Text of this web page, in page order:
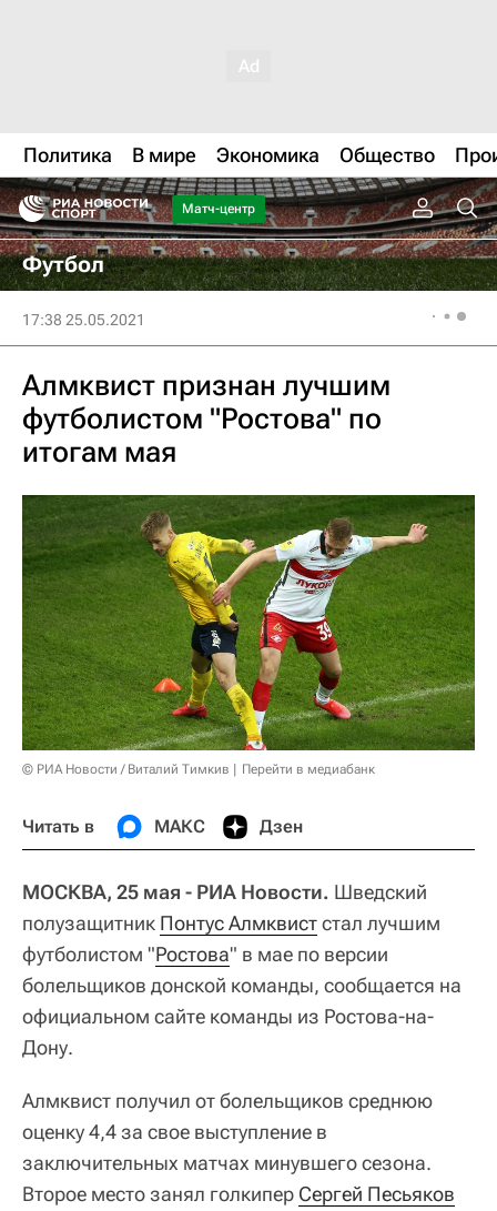
Политика В мире Экономика Общество
Матч-центр
Футбол
17:38 25.05.2021
Алмквист признан лучшим
футболистом "Ростова" по
итогам мая
© РИА Новости / Виталий Тимкив Перейти в медиабанк
Читать в МАКС Дзен
МОСКВА, 25 мая - РИА Новости. Шведский
полузащитник Понтус Алмквистстал лучшим
футболистом "Ростова" в мае по версии
болельщиков донской команды, сообщается на
официальном сайте команды из Ростова-на-
Дону.
Алмквист получил от болельщиков среднюю
оценку 4,4 за свое выступление в
заключительных матчах минувшего сезона.
Второе место занял голкипер Сергей Песьяков